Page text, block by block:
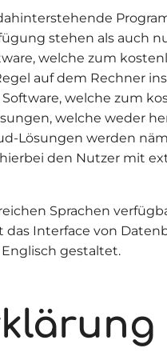
stehen als auch
welche zum
auf dem Rechner
welche zum
welche weder
Lösungen werden
den Nutzer mit
Sprachen
das Interface von
gestaltet.